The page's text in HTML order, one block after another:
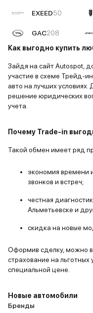
EXEED50
GAC208
Как выгодно купить
Зайдя на сайт Autospot,
участие в схеме Трейд-
авто на лучших
решение юридических
учета.
Почему Trade-in
Такой обмен имеет ряд
экономия времени
звонков и встреч;
честная
Альметьевске и
скидка на новые
Оформив сделку, можно
страхование на
специальной цене.
Новые автомобили
Бренды